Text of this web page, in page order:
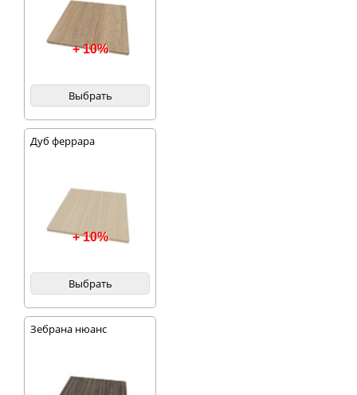
+ 10%
Выбрать
Дуб феррара
+ 10%
Выбрать
Зебрана нюанс